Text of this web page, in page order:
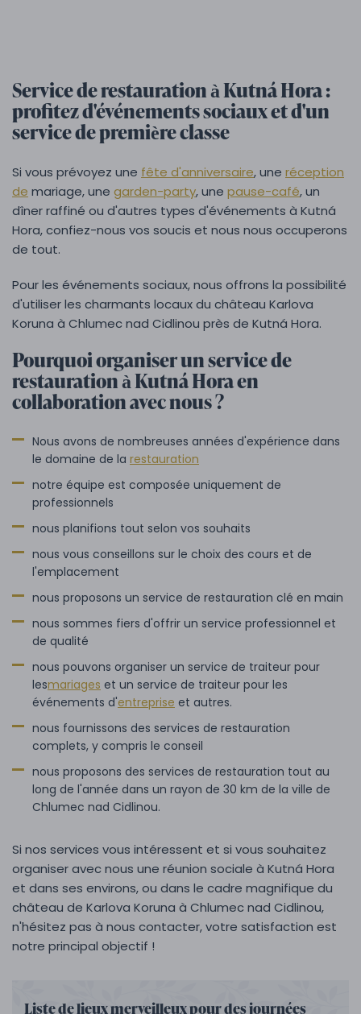
Service de restauration à Kutná Hora :
profitez d'événements sociaux et d'un
service de première classe
Si vous prévoyez une fête d'anniversaire, une réception
de mariage, une garden-party, une pause-café, un
dîner raffiné ou d'autres types d'événements à Kutná
Hora, confiez-nous vos soucis et nous nous occuperons
de tout.
Pour les événements sociaux, nous offrons la possibilité
d'utiliser les charmants locaux du château Karlova
Koruna à Chlumec nad Cidlinou près de Kutná Hora.
Pourquoi organiser un service de
restauration à Kutná Hora en
collaboration avec nous ?
Nous avons de nombreuses années d'expérience dans
le domaine de la restauration
notre équipe est composée uniquement de
professionnels
nous planifions tout selon vos souhaits
nous vous conseillons sur le choix des cours et de
l'emplacement
nous proposons un service de restauration clé en main
nous sommes fiers d'offrir un service professionnel et
de qualité
nous pouvons organiser un service de traiteur pour
lesmariages et un service de traiteur pour les
événements d'entreprise et autres.
nous fournissons des services de restauration
complets, y compris le conseil
nous proposons des services de restauration tout au
long de l'année dans un rayon de 30 km de la ville de
Chlumec nad Cidlinou.
Si nos services vous intéressent et si vous souhaitez
organiser avec nous une réunion sociale à Kutná Hora
et dans ses environs, ou dans le cadre magnifique du
château de Karlova Koruna à Chlumec nad Cidlinou,
n'hésitez pas à nous contacter, votre satisfaction est
notre principal objectif !
Liste de lieux merveilleux pour des journées